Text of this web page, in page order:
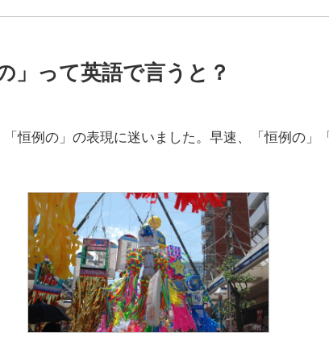
」って英語で言うと？
「恒例の」の表現に迷いました。早速、「恒例の」